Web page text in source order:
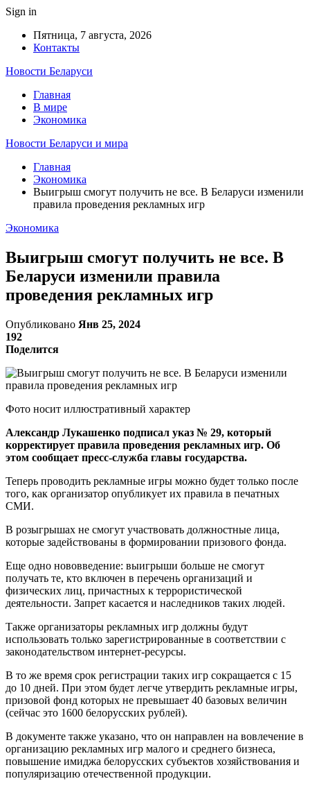
Sign in
Пятница, 7 августа, 2026
Контакты
Новости Беларуси
Главная
В мире
Экономика
Новости Беларуси и мира
Главная
Экономика
Выигрыш смогут получить не все. В Беларуси изменили
правила проведения рекламных игр
Экономика
Выигрыш смогут получить не все. В
Беларуси изменили правила
проведения рекламных игр
Опубликовано Янв 25, 2024
192
Поделится
Фото носит иллюстративный характер
Александр Лукашенко подписал указ № 29, который
корректирует правила проведения рекламных игр. Об
этом сообщает пресс-служба главы государства.
Теперь проводить рекламные игры можно будет только после
того, как организатор опубликует их правила в печатных
СМИ.
В розыгрышах не смогут участвовать должностные лица,
которые задействованы в формировании призового фонда.
Еще одно нововведение: выигрыши больше не смогут
получать те, кто включен в перечень организаций и
физических лиц, причастных к террористической
деятельности. Запрет касается и наследников таких людей.
Также организаторы рекламных игр должны будут
использовать только зарегистрированные в соответствии с
законодательством интернет-ресурсы.
В то же время срок регистрации таких игр сокращается с 15
до 10 дней. При этом будет легче утвердить рекламные игры,
призовой фонд которых не превышает 40 базовых величин
(сейчас это 1600 белорусских рублей).
В документе также указано, что он направлен на вовлечение в
организацию рекламных игр малого и среднего бизнеса,
повышение имиджа белорусских субъектов хозяйствования и
популяризацию отечественной продукции.